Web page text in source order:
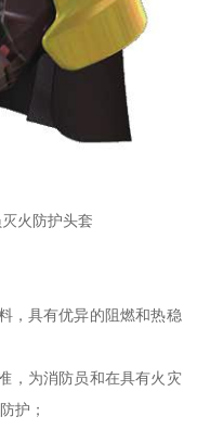
火防护头套
，具有优异的阻燃和热稳
，为消防员和在具有火灾
护；